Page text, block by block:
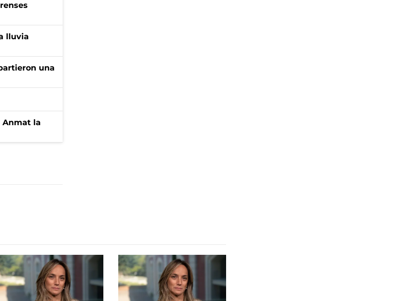
lluvia
una
Anmat la